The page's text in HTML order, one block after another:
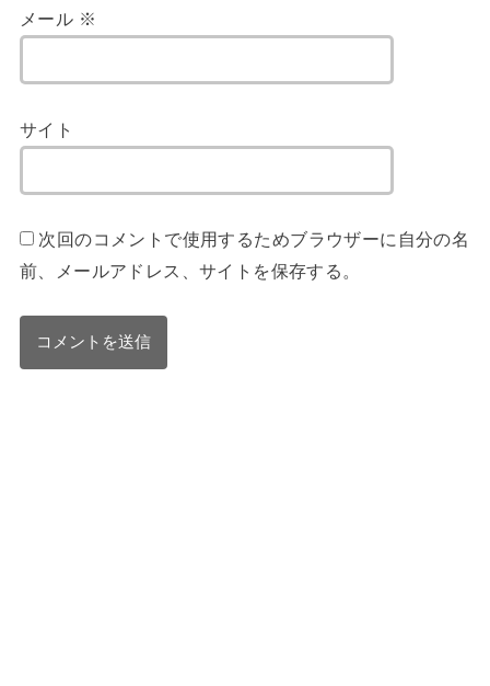
メール ※
サイト
次回のコメントで使用するためブラウザーに自分の名
前、メールアドレス、サイトを保存する。